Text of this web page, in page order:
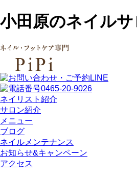
小田原のネイルサ
ネイリスト紹介
サロン紹介
メニュー
ブログ
ネイルメンテナンス
お知らせ&キャンペーン
アクセス